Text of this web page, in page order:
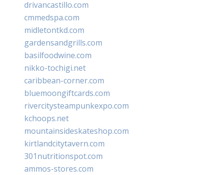
drivancastillo.com
cmmedspa.com
midletontkd.com
gardensandgrills.com
basilfoodwine.com
nikko-tochigi.net
caribbean-corner.com
bluemoongiftcards.com
rivercitysteampunkexpo.com
kchoops.net
mountainsideskateshop.com
kirtlandcitytavern.com
301nutritionspot.com
ammos-stores.com